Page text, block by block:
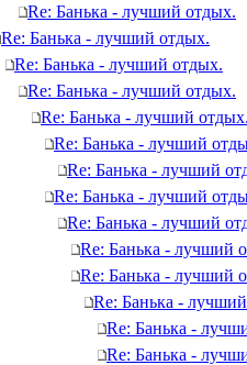
Re: Банька - лучший отдых.
Re: Банька - лучший отдых.
Re: Банька - лучший отдых.
Re: Банька - лучший отдых.
Re: Банька - лучший
Re: Банька - лучший
Re: Банька - лучший
Re: Банька - лучший
Re: Банька - лучший
Re: Банька - лучший
Re: Банька - лучший
Re: Банька -
Re: Банька -
Re: Банька -